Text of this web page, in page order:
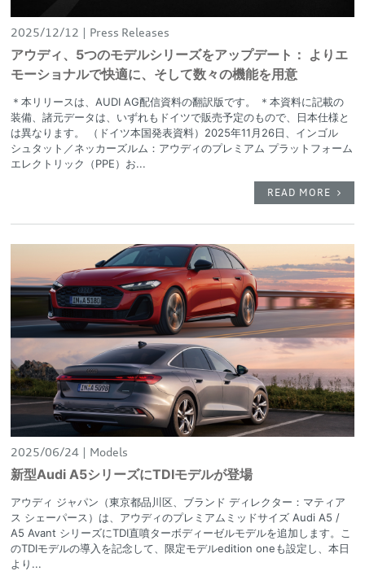
2025/12/12 Press Releases
アウディ、5つのモデルシリーズをアップデート： よりエ
モーショナルで快適に、そして数々の機能を用意
＊本リリースは、AUDI AG配信資料の翻訳版です。 ＊本資料に記載の
装備、諸元データは、いずれもドイツで販売予定のもので、日本仕様と
は異なります。 （ドイツ本国発表資料）2025年11月26日、インゴル
シュタット／ネッカーズルム：アウディのプレミアム プラットフォーム
エレクトリック（PPE）お...
READ MORE
2025/06/24 Models
新型Audi A5シリーズにTDIモデルが登場
アウディ ジャパン（東京都品川区、ブランド ディレクター：マティア
ス シェーパース）は、アウディのプレミアムミッドサイズ Audi A5 /
A5 Avant シリーズにTDI直噴ターボディーゼルモデルを追加します。こ
のTDIモデルの導入を記念して、限定モデルedition oneも設定し、本日
より...